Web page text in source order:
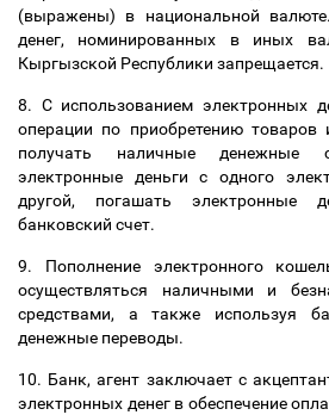
(выражены) в национальной
денег, номинированных в иных
Кыргызской Республики запрещается.
8. С использованием электронных
операции по приобретению товаров
получать наличные денежные
электронные деньги с одного
другой, погашать электронные
банковский счет.
9. Пополнение электронного
осуществляться наличными и
средствами, а также используя
денежные переводы.
10. Банк, агент заключает с
электронных денег в обеспечение